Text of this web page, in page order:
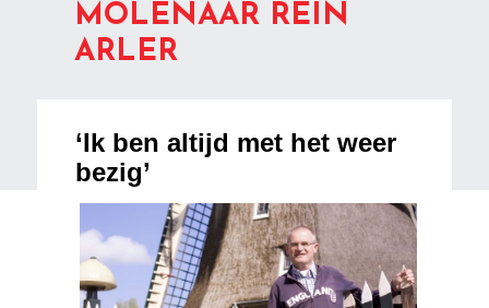
MOLENAAR REIN
ARLER
‘Ik ben altijd met het weer
bezig’